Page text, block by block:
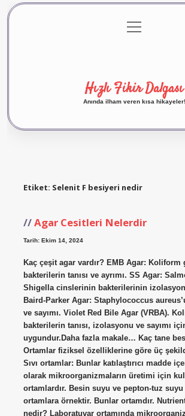
Gizlilik Politikası
menüyü
aç
Hızlı Fikir Dalgası
Anında ilham veren kısa hikayeler!
Etiket: Selenit F besiyeri nedir
Agar Cesitleri Nelerdir
Tarih: Ekim 14, 2024
Kaç çeşit agar vardır? EMB Agar: Koliform
bakterilerin tanısı ve ayrımı. SS Agar:
Shigella cinslerinin bakterilerinin
Baird-Parker Agar: Staphylococcus
ve sayımı. Violet Red Bile Agar (VRBA).
bakterilerin tanısı, izolasyonu ve sayımı
uygundur.Daha fazla makale… Kaç tane
Ortamlar fiziksel özelliklerine göre üç
Sıvı ortamlar: Bunlar katılaştırıcı madde
olarak mikroorganizmaların üretimi için
ortamlardır. Besin suyu ve pepton-tuz suyu
ortamlara örnektir. Bunlar ortamdır.
nedir? Laboratuvar ortamında